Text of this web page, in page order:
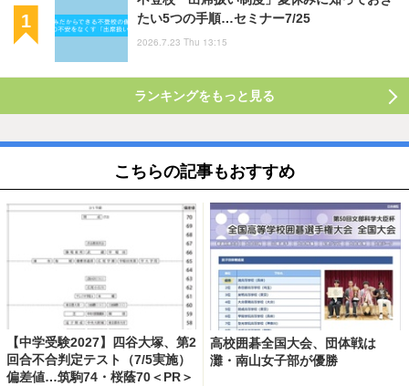
たい5つの手順…セミナー7/25
2026.7.23 Thu 13:15
ランキングをもっと見る
こちらの記事もおすすめ
【中学受験2027】四谷大塚、第2
回合不合判定テスト（7/5実施）
偏差値…筑駒74・桜蔭70＜PR＞
高校囲碁全国大会、団体戦は
灘・南山女子部が優勝